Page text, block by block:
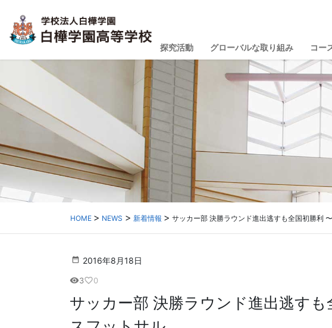
探究活動 グローバルな取り組み コー
HOME NEWS 新着情報 サッカー部 決勝ラウンド進出逃すも全国初勝利
2016年8月18日
visibility3favorite_border0
サッカー部 決勝ラウンド進出逃すも